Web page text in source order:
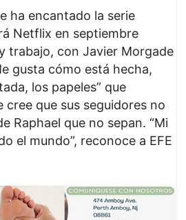
ha encantado la serie
Netflix en septiembre
trabajo, con Javier Morgade
gusta cómo está hecha,
los papeles” que
cree que sus seguidores no
Raphael que no sepan. “Mi
el mundo”, reconoce a EFE